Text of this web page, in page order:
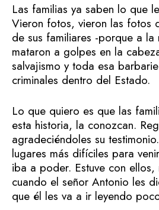
Las familias ya saben lo que
Vieron fotos, vieron las fotos
de sus familiares -porque a la
mataron a golpes en la
salvajismo y toda esa
criminales dentro del Estado.
Lo que quiero es que las
esta historia, la conozcan.
agradeciéndoles su
lugares más difíciles para
iba a poder. Estuve con ellos,
cuando el señor Antonio les
que él les va a ir leyendo